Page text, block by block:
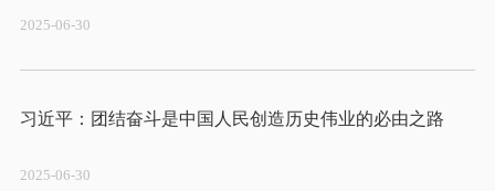
2025-06-30
2025-06-30